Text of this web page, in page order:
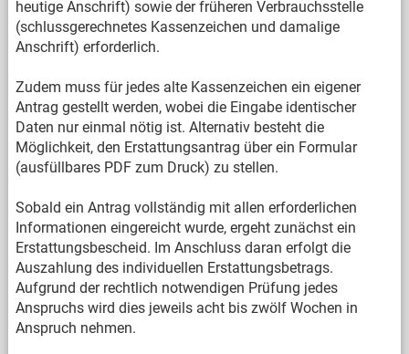
heutige Anschrift) sowie der früheren Verbrauchsstelle
(schlussgerechnetes Kassenzeichen und damalige
Anschrift) erforderlich.
Zudem muss für jedes alte Kassenzeichen ein eigener
Antrag gestellt werden, wobei die Eingabe identischer
Daten nur einmal nötig ist. Alternativ besteht die
Möglichkeit, den Erstattungsantrag über ein Formular
(ausfüllbares PDF zum Druck) zu stellen.
Sobald ein Antrag vollständig mit allen erforderlichen
Informationen eingereicht wurde, ergeht zunächst ein
Erstattungsbescheid. Im Anschluss daran erfolgt die
Auszahlung des individuellen Erstattungsbetrags.
Aufgrund der rechtlich notwendigen Prüfung jedes
Anspruchs wird dies jeweils acht bis zwölf Wochen in
Anspruch nehmen.